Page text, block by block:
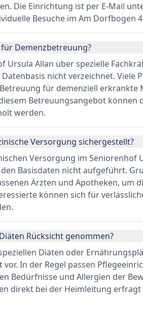
Die Einrichtung ist per E-Mail
Besuche im Am Dorfbogen
Demenzbetreuung?
Ursula Allan über spezielle
nicht verzeichnet. Viele
für demenziell erkrankte
Betreuungsangebot können
werden.
Versorgung sichergestellt?
Versorgung im Seniorenhof
Basisdaten nicht aufgeführt.
Ärzten und Apotheken, um
können sich für
Rücksicht genommen?
Diäten oder
In der Regel passen
Bedürfnisse und Allergien der
direkt bei der Heimleitung erfragt